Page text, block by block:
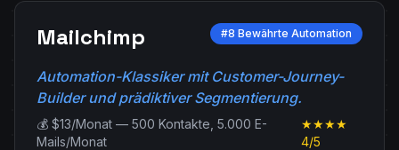
Mailchimp #8 Bewährte Automation
Automation-Klassiker mit Customer-Journey-
Builder und prädiktiver Segmentierung.
💰 $13/Monat — 500 Kontakte, 5.000 E-
Mails/Monat
★★★★
4/5